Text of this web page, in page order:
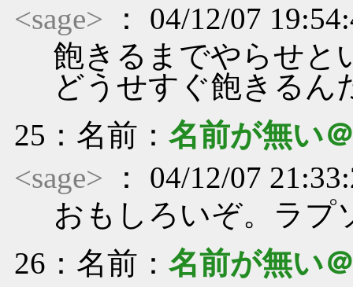
<sage>
： 04/12/07
飽きるまでやらせと
どうせすぐ飽きるん
25 ：名前： 名前が無い
<sage>
： 04/12/07
おもしろいぞ。ラプ
26 ：名前： 名前が無い